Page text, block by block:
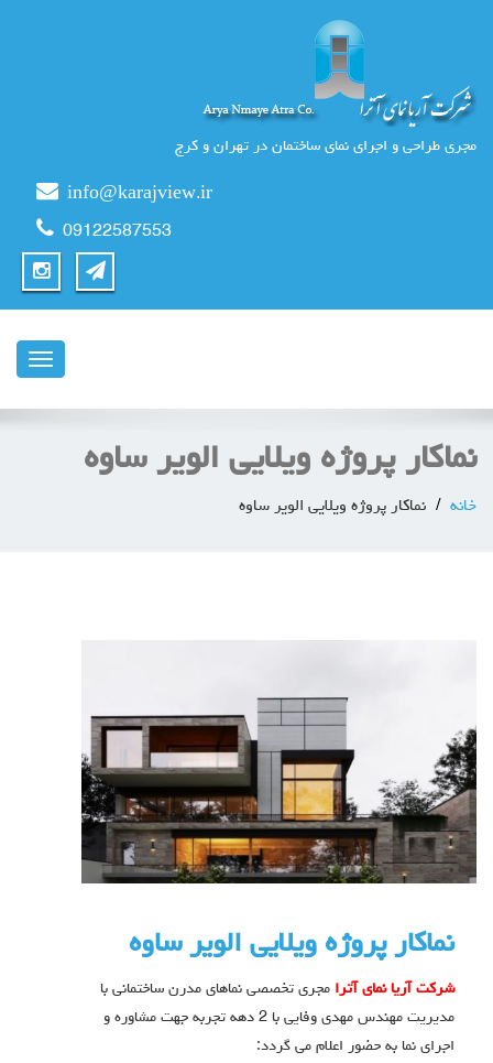
مجری طراحی و اجرای نمای ساختمان در تهران و کرج
info@karajview.ir
09122587553
ناوبری
نماکار پروژه ویلایی الویر ساوه
خانه نماکار پروژه ویلایی الویر ساوه
نماکار پروژه ویلایی الویر ساوه
شرکت آریا نمای آترا مجری تخصصی نماهای مدرن ساختمانی با
مدیریت مهندس مهدی وفایی با 2 دهه تجربه جهت مشاوره و
اجرای نما به حضور اعلام می گردد: